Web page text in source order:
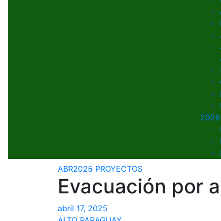
2026
ABR2025 PROYECTOS
Evacuación por
abril 17, 2025